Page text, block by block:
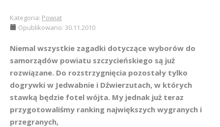
Kategoria: Powiat
Opublikowano: 30.11.2010
Niemal wszystkie zagadki dotyczące wyborów do
samorządów powiatu szczycieńskiego są już
rozwiązane. Do rozstrzygnięcia pozostały tylko
dogrywki w Jedwabnie i Dźwierzutach, w których
stawką będzie fotel wójta. My jednak już teraz
przygotowaliśmy ranking największych wygranych i
przegranych,